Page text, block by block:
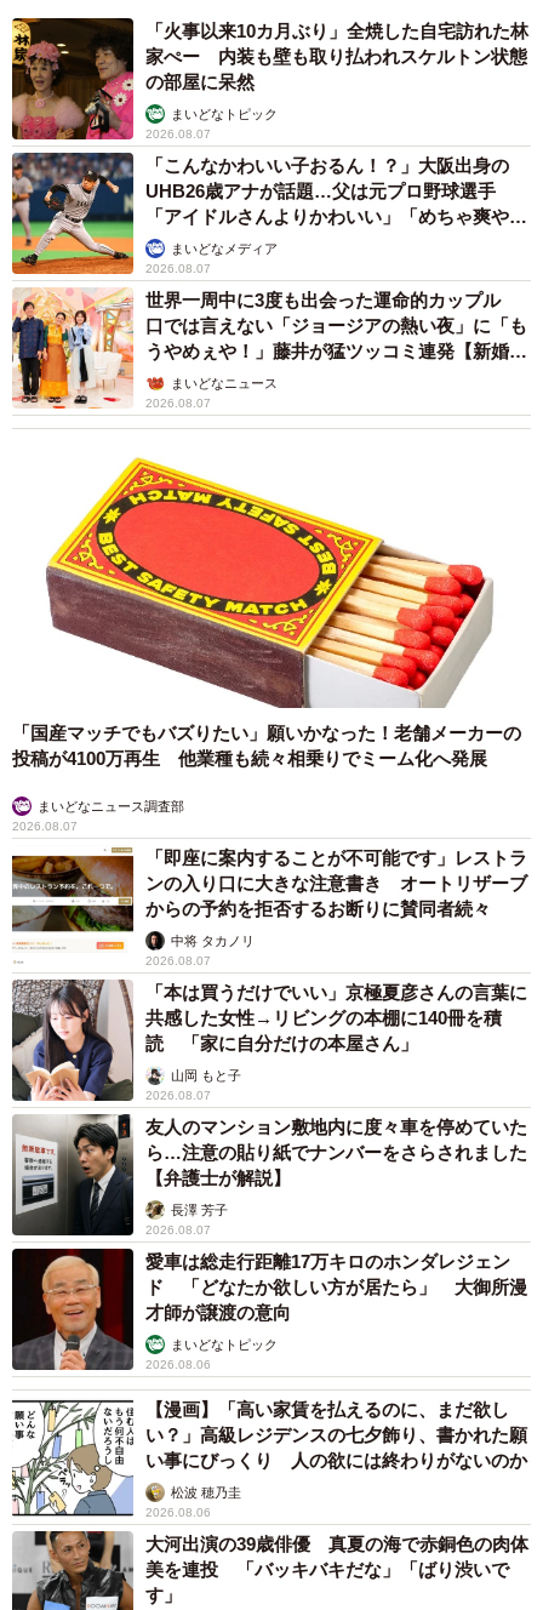
2026.08.06
【漫画】「高い家賃を払えるのに、まだ欲し
い？」高級レジデンスの七夕飾り、書かれた願
い事にびっくり 人の欲には終わりがないのか
松波 穂乃圭
2026.08.06
大河出演の39歳俳優 真夏の海で赤銅色の肉体
美を連投 「バッキバキだな」「ばり渋いで
す」
まいどなトピック
2026.08.06
「人生こそがバラエティー」 マレーシア移住
校へ入学するこのタイミングで挑戦」
まいどなトピック
「明日ひま？」 知り合いから唐突なメッセー
ジ 用件次第で断ることもできる賢い返信文と
2026.08.06
「誰かみたいにならなきゃ」 他人を正解にし
て生きてきた母親 自己主張が苦手な娘に教わ
った大切なこと【漫画】
海川 まこと
がんと片目の失明、3時間おきの壮絶な介護を乗り越えた猫
「叶わないかもしれない」と覚悟した19歳の誕生日を迎えて感
動
古川 諭香
2026.08.06
「カニにアジをあげると青くなる」ほんと
に！？ 「自然の染色技術が凄い」と話題に
その理由とは…？
竹中 友一（RinToris）
2026.08.06
誰も求めていない職場の「謎マナー」、「過剰
な挨拶」や「お土産配り」を抑えた1位は？
やめられない理由は「周りの目」
まいどなデータ
2026.08.06
自転車通行可の歩道 電動キックボードで走行
中、小学生とあわや衝突！ 「歩道走行は道交
法違反でしょ」と指摘されました【弁護士が解
説】長澤 芳子
2026.08.06
タイの電車の中で見た優先席のマーク 子ど
も、妊娠、けが人、お年寄り… 一つだけ謎の